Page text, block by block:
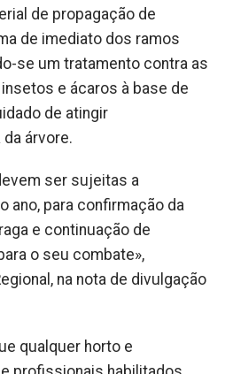
de propagação de
de imediato dos ramos
se um tratamento contra as
e ácaros à base de
de atingir
árvore.
ser sujeitas a
ano, para confirmação da
e continuação de
o seu combate»,
na nota de divulgação
qualquer horto e